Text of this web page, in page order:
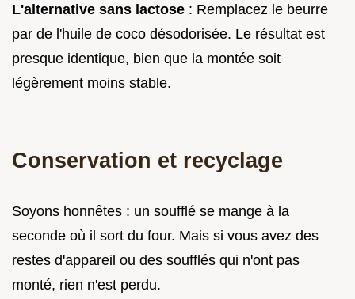
L'alternative sans lactose : Remplacez le beurre
par de l'huile de coco désodorisée. Le résultat est
presque identique, bien que la montée soit
légèrement moins stable.
Conservation et recyclage
Soyons honnêtes : un soufflé se mange à la
seconde où il sort du four. Mais si vous avez des
restes d'appareil ou des soufflés qui n'ont pas
monté, rien n'est perdu.